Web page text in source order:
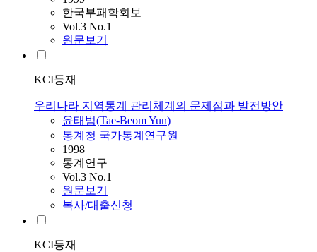
한국부패학회보
Vol.3 No.1
원문보기
KCI등재
우리나라 지역통계 관리체계의 문제점과 발전방안
윤태범(Tae-BeomYun)
통계청 국가통계연구원
1998
통계연구
Vol.3 No.1
원문보기
복사/대출신청
KCI등재